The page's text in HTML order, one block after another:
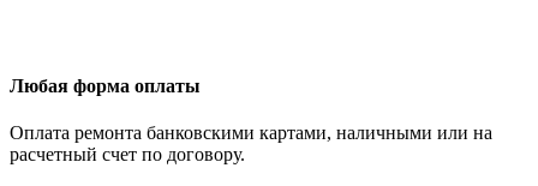
Любая форма оплаты
Оплата ремонта банковскими картами, наличными или на
расчетный счет по договору.